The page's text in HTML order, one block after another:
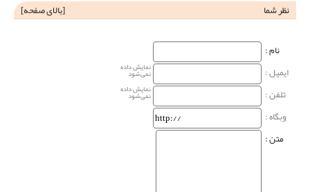
نظر شما [بالای صفحه]
نام‌ :
ایمیل :
نمایش داده
نمی‌شود
تلفن : نمایش داده
نمی‌شود
وبگاه‌ :
متن :